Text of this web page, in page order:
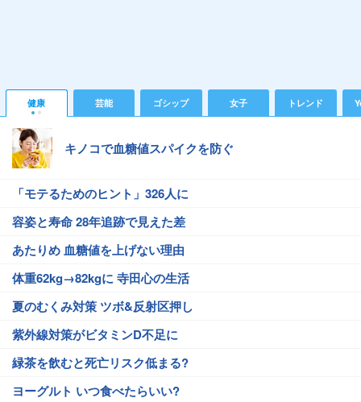
健康 芸能 ゴシップ 女子 トレンド
キノコで血糖値スパイクを防ぐ
「モテるためのヒント」326人に
容姿と寿命 28年追跡で見えた差
あたりめ 血糖値を上げない理由
体重62kg→82kgに 寺田心の生活
夏のむくみ対策 ツボ&反射区押し
紫外線対策がビタミンD不足に
緑茶を飲むと死亡リスク低まる?
ヨーグルト いつ食べたらいい?